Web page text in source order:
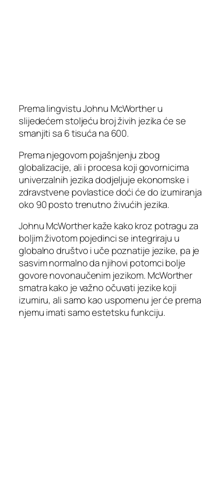
Prema lingvistu Johnu McWorther u
slijedećem stoljeću broj živih jezika će se
smanjiti sa 6 tisuća na 600.
Prema njegovom pojašnjenju zbog
globalizacije, ali i procesa koji govornicima
univerzalnih jezika dodjeljuje ekonomske i
zdravstvene povlastice doći će do izumiranja
oko 90 posto trenutno živućih jezika.
Johnu McWorther kaže kako kroz potragu za
boljim životom pojedinci se integriraju u
globalno društvo i uče poznatije jezike, pa je
sasvim normalno da njihovi potomci bolje
govore novonaučenim jezikom. McWorther
smatra kako je važno očuvati jezike koji
izumiru, ali samo kao uspomenu jer će prema
njemu imati samo estetsku funkciju.